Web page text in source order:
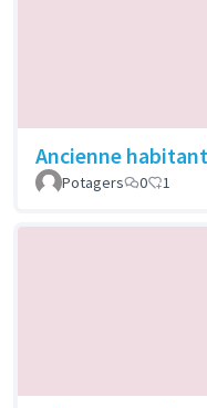
Ancienne
Potagers 0 1